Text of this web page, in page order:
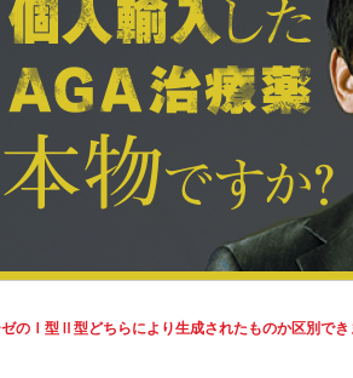
のⅠ型Ⅱ型どちらにより生成されたものか区別でき